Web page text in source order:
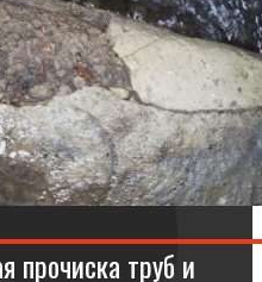
прочиска труб и